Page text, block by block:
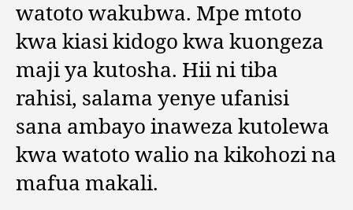
watoto wakubwa. Mpe mtoto
kwa kiasi kidogo kwa kuongeza
maji ya kutosha. Hii ni tiba
rahisi, salama yenye ufanisi
sana ambayo inaweza kutolewa
kwa watoto walio na kikohozi na
mafua makali.